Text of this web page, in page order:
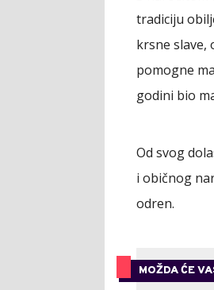
tradiciju
krsne slave,
pomogne
godini bio
Od svog
i običnog
odren.
MOŽDA ĆE